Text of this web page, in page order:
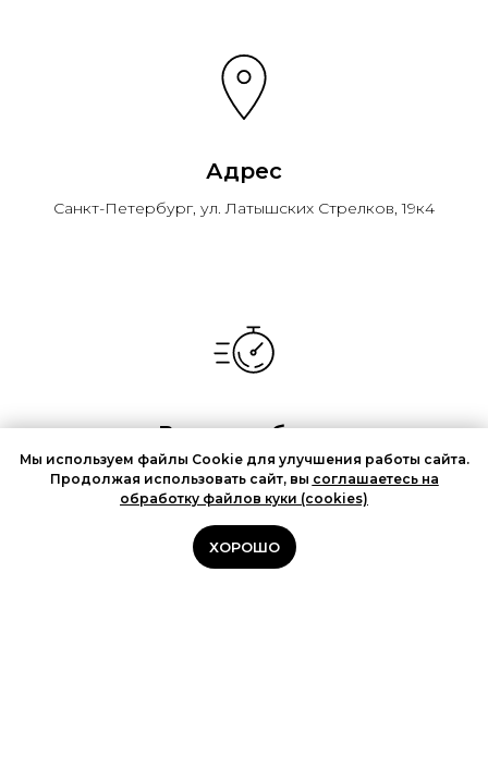
Адрес
Санкт-Петербург, ул. Латышских Стрелков, 19к4
Время работы
С 09-00 до 20-00
заранее уточняйте время вашего визита
Мы используем файлы Cookie для улучшения работы сайта.
Продолжая использовать сайт, вы соглашаетесь на
обработку файлов куки (cookies)
ХОРОШО